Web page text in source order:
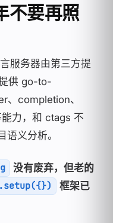
不要再照
服务器由第三方提
供 go-to-
completion、
力，和 ctags 不
语义分析。
没有废弃，但老的
框架已